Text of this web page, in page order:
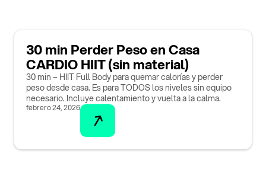
30 min Perder Peso en Casa
CARDIO HIIT (sin material)
30 min – HIIT Full Body para quemar calorías y perder
peso desde casa. Es para TODOS los niveles sin equipo
necesario. Incluye calentamiento y vuelta a la calma.
febrero 24, 2026